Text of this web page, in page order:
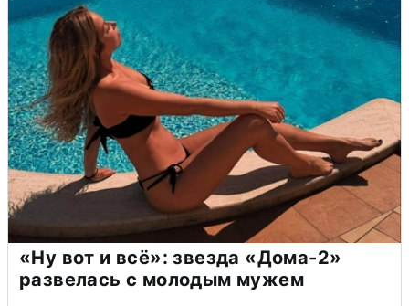
«Ну вот и всё»: звезда «Дома-2»
развелась с молодым мужем